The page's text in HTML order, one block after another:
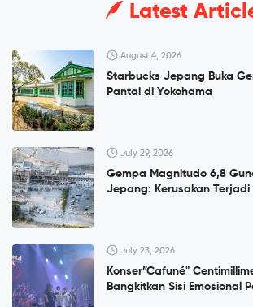
Latest
August 4, 2026
Starbucks Jepang Buka
Pantai di Yokohama
July 29, 2026
Gempa Magnitudo 6,8
Jepang: Kerusakan Terjadi
July 23, 2026
Konser”Cafuné"
Bangkitkan Sisi Emosional